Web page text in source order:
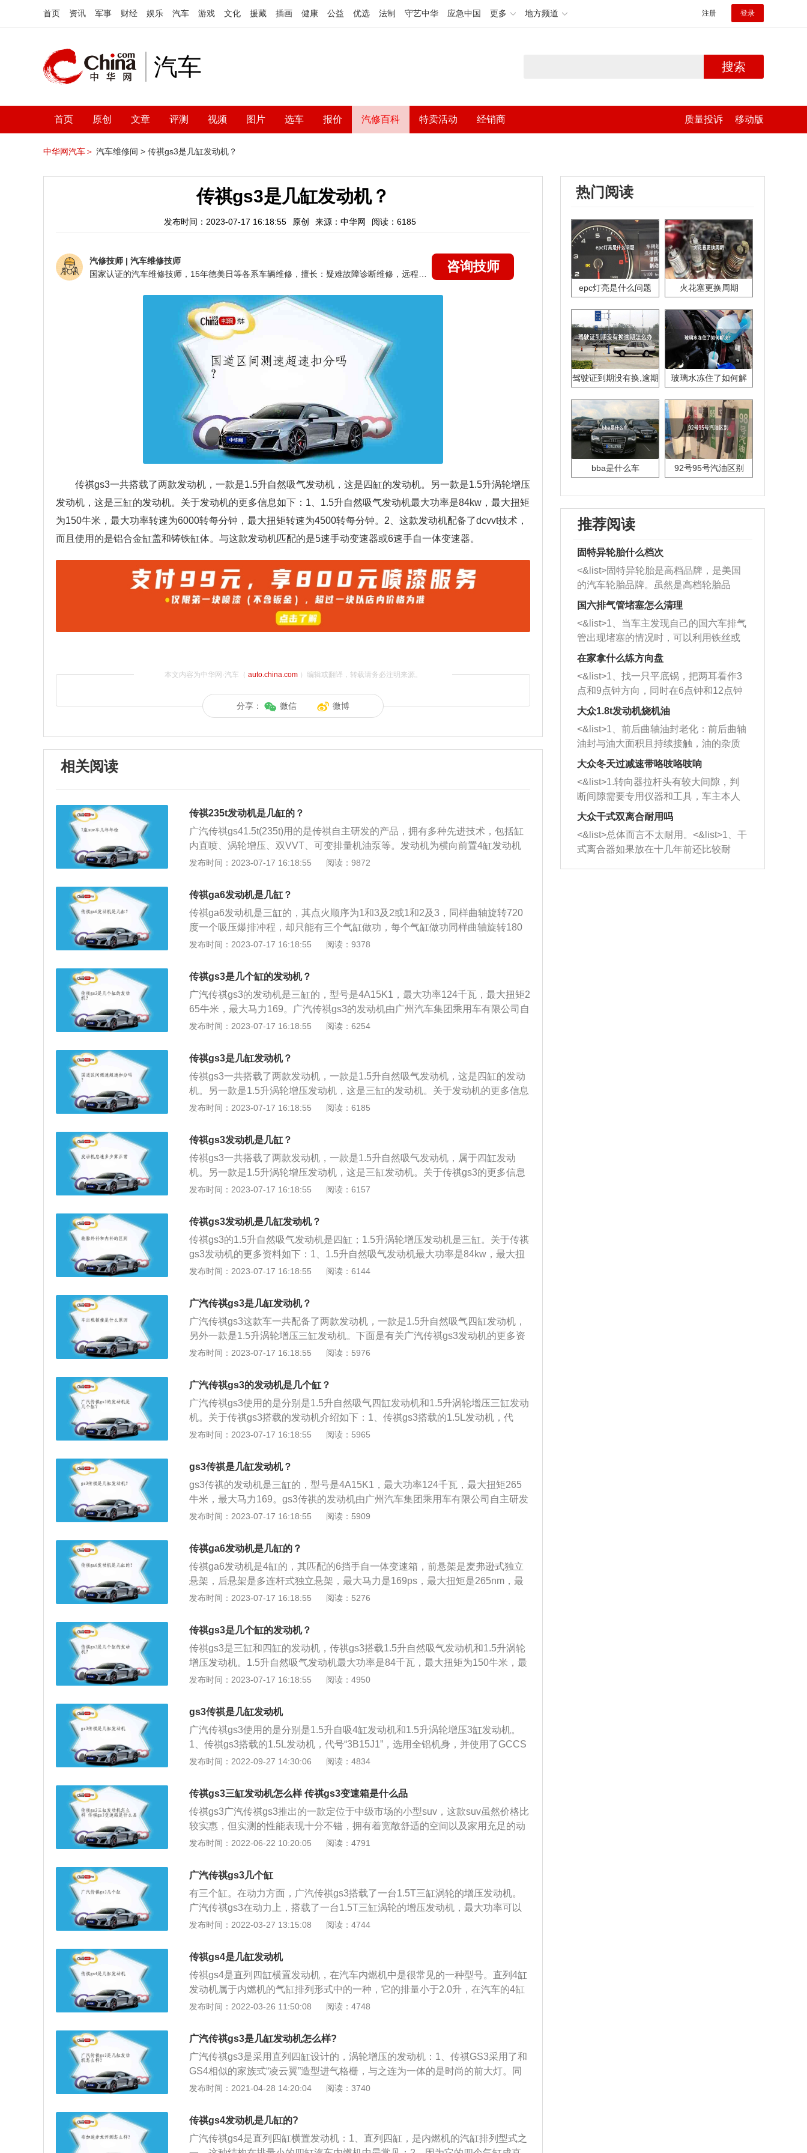
首页 资讯 军事 财经 娱乐 汽车 游戏 文化 援藏 插画 健康 公益 优选 法制 守艺中华 应急中国 更多 地方频道 注册 登录
汽车 搜索
首页 原创 文章 评测 视频 图片 选车 报价 汽修百科 特卖活动 经销商 质量投诉 移动版
中华网汽车＞ 汽车维修间 > 传祺gs3是几缸发动机？
传祺gs3是几缸发动机？
发布时间：2023-07-17 16:18:55 原创 来源：中华网 阅读：6185
汽修技师 | 汽车维修技师
咨询技师
传祺gs3一共搭载了两款发动机，一款是1.5升自然吸气发动机，这是四缸的发动机。另一款是1.5升涡轮增压
发动机，这是三缸的发动机。关于发动机的更多信息如下：1、1.5升自然吸气发动机最大功率是84kw，最大扭矩
为150牛米，最大功率转速为6000转每分钟，最大扭矩转速为4500转每分钟。2、这款发动机配备了dcvvt技术，
而且使用的是铝合金缸盖和铸铁缸体。与这款发动机匹配的是5速手动变速器或6速手自一体变速器。
本文内容为中华网·汽车（ auto.china.com）编辑或翻译，转载请务必注明来源。
分享： 微信 微博
相关阅读
传祺235t发动机是几缸的？
广汽传祺gs41.5t(235t)用的是传祺自主研发的产品，拥有多种先进技术，包括缸
内直喷、涡轮增压、双VVT、可变排量机油泵等。发动机为横向前置4缸发动机
机，型号为4A15M1。1、四缸发动机，又可称为四缸引擎，是一种能够把一种形
动机既适用于动力发生装置，也可指包括动力装置的整个机器，比如汽油发动
机，航空发动机。动机总的主要部分就是气缸，这里就是整个汽车的动力源泉。
2、四缸发动机其机体主要由气缸体、曲轴箱、气缸盖和气缸垫等部件组成。3、
四缸发动机其基本原理是将汽油(柴油)的热能，通过在密封汽缸内燃烧气体膨胀
时，推动活塞作功，转变为机械能。主要用途:多用于轿车的发动机、摩托车、油
发布时间：2023-07-17 16:18:55 阅读：9872
传祺ga6发动机是几缸？
传祺ga6发动机是三缸的，其点火顺序为1和3及2或1和2及3，同样曲轴旋转720
度一个吸压爆排冲程，却只能有三个气缸做功，每个气缸做功同样曲轴旋转180
度。该车搭载的1.5升涡轮增压发动机，最大功率是124千瓦，最大扭矩转速是每
891mm、1850mm、1505mm，轴距为2815mm。
发布时间：2023-07-17 16:18:55 阅读：9378
传祺gs3是几个缸的发动机？
广汽传祺gs3的发动机是三缸的，型号是4A15K1，最大功率124千瓦，最大扭矩2
65牛米，最大马力169。广汽传祺gs3的发动机由广州汽车集团乘用车有限公司自
主研发生产，属于国产发动机。广汽传祺gs3的发动机日常可使用以下方法进行
和使用条件选用SD--SF级汽油机油；柴油发动机则要根据机械负荷选用CB--CD
级柴油机油，选用标准以不低于生产厂家规定要求为准；定期更换机油及滤芯。
任何质量等级的润滑油在使用过程中油质都会发生变化。到一定里程之后，性能
恶化，会给发动机带来种种问题。为了避免故障的发生，应结合使用条件定期换
油，并使油量适中；机油从滤清器的细孔通过时把油中的固体颗粒和粘稠物积存
从旁通阀通过，仍把脏物带回润滑部位，促使发动机磨损，内部的污染加剧；定
期清洗曲轴箱。发动机在运转过程中，燃烧室内的高压未燃烧气体、酸、水分、
硫和氮的氧化物经过活塞环与缸壁之间的间隙进入曲轴箱中，与零件磨损产生的
清器和油孔，造成发动机润滑困难，引起磨损；定期使用水箱清洗剂清洗水箱。
整体寿命。
发布时间：2023-07-17 16:18:55 阅读：6254
传祺gs3是几缸发动机？
传祺gs3一共搭载了两款发动机，一款是1.5升自然吸气发动机，这是四缸的发动
机。另一款是1.5升涡轮增压发动机，这是三缸的发动机。关于发动机的更多信息
如下：1、1.5升自然吸气发动机最大功率是84kw，最大扭矩为150牛米，最大功
dcvvt技术，而且使用的是铝合金缸盖和铸铁缸体。与这款发动机匹配的是5速手
动变速器或6速手自一体变速器。
发布时间：2023-07-17 16:18:55 阅读：6185
传祺gs3发动机是几缸？
传祺gs3一共搭载了两款发动机，一款是1.5升自然吸气发动机，属于四缸发动
机。另一款是1.5升涡轮增压发动机，这是三缸发动机。关于传祺gs3的更多信息
如下：1、1.5升自然吸气发动机最大功率是84kw，最大扭矩为150牛米，最大功
dcvvt技术，而且使用的是铝合金缸盖和铸铁缸体。与这款发动机匹配的是5速手
动变速器或6速手自一体变速器。3、1.5升涡轮增压发动机最大功率是120kw，最
大扭矩为235牛米，最大功率转速为5500转每分钟，最大扭矩转速为1500到4000
转每分钟。
发布时间：2023-07-17 16:18:55 阅读：6157
传祺gs3发动机是几缸发动机？
传祺gs3的1.5升自然吸气发动机是四缸；1.5升涡轮增压发动机是三缸。关于传祺
gs3发动机的更多资料如下：1、1.5升自然吸气发动机最大功率是84kw，最大扭
矩为150牛米，最大功率转速为6000转每分钟，最大扭矩转速为4500转每分钟。
机匹配的是5速手动变速器或6速手自一体变速器。2、1.5升涡轮增压发动机最大
功率是120kw，最大扭矩为235牛米，最大功率转速为5500转每分钟，最大扭矩
转速为1500到4000转每分钟。这款发动机配备了dcvvt技术，而且使用的是铝合
金缸盖和铸铁缸体。与这款发动机匹配的是6速手动变速器或7速双离合变速器。
发布时间：2023-07-17 16:18:55 阅读：6144
广汽传祺gs3是几缸发动机？
广汽传祺gs3这款车一共配备了两款发动机，一款是1.5升自然吸气四缸发动机，
另外一款是1.5升涡轮增压三缸发动机。下面是有关广汽传祺gs3发动机的更多资
料：1、传祺GS31.5T外观部分悬浮式车顶等设计还是很符合当下消费者的审美
式、行李架以及倒车摄像头等。2、传祺GS3搭载的1.5T发动机，代号“3B15J
1”，采用全铝机身，并应用了GCCS燃烧控制技术，辅以350bar超高压缸内直喷
系统。1500r/min至4250r/min可持续输出235Nm的扭矩，热效率高达38.5%，搭
载整车相比上代车型油耗下降高达16%，排放满足严苛的国六b法规要求。3、1.5
升自然吸气发动机最大功率是84kw，最大扭矩为150牛米，最大功率转速为6000
用的是铝合金缸盖和铸铁缸体。与这款发动机匹配的是5速手动变速器或6速手自
一体变速器。
发布时间：2023-07-17 16:18:55 阅读：5976
广汽传祺gs3的发动机是几个缸？
广汽传祺gs3使用的是分别是1.5升自然吸气四缸发动机和1.5升涡轮增压三缸发动
机。关于传祺gs3搭载的发动机介绍如下：1、传祺gs3搭载的1.5L发动机，代
号“3B15J1”，采用全铝机身，并应用了GCCS燃烧控制技术，辅以350bar超高压
5%，搭载整车相比上代车型油耗下降高达16%，排放满足严苛的国六b法规要
求。2、1.5升自然吸气发动机最大功率是84kw，最大扭矩为150牛米，最大功率
转速为6000转每分钟，最大扭矩转速为4500转每分钟。这款发动机配备了dcvvt
技术，而且使用的是铝合金缸盖和铸铁缸体。与这款发动机匹配的是5速手动变
速器或6速手自一体变速器。
发布时间：2023-07-17 16:18:55 阅读：5965
gs3传祺是几缸发动机？
gs3传祺的发动机是三缸的，型号是4A15K1，最大功率124千瓦，最大扭矩265
牛米，最大马力169。gs3传祺的发动机由广州汽车集团乘用车有限公司自主研发
生产，属于国产发动机。gs3传祺的发动机日常可使用以下方法进行保养：使用
选用SD--SF级汽油机油；柴油发动机则要根据机械负荷选用CB--CD级柴油机
油，选用标准以不低于生产厂家规定要求为准；定期更换机油及滤芯。任何质量
等级的润滑油在使用过程中油质都会发生变化。到一定里程之后，性能恶化，会
给发动机带来种种问题。为了避免故障的发生，应结合使用条件定期换油，并使
油量适中；机油从滤清器的细孔通过时把油中的固体颗粒和粘稠物积存在滤清器
通过，仍把脏物带回润滑部位，促使发动机磨损，内部的污染加剧；定期清洗曲
轴箱。发动机在运转过程中，燃烧室内的高压未燃烧气体、酸、水分、硫和氮的
氧化物经过活塞环与缸壁之间的间隙进入曲轴箱中，与零件磨损产生的金属粉末
孔，造成发动机润滑困难，引起磨损；定期使用水箱清洗剂清洗水箱。除去其中
命。
发布时间：2023-07-17 16:18:55 阅读：5909
传祺ga6发动机是几缸的？
传祺ga6发动机是4缸的，其匹配的6挡手自一体变速箱，前悬架是麦弗逊式独立
悬架，后悬架是多连杆式独立悬架，最大马力是169ps，最大扭矩是265nm，最
大功率是124kw，最大功率转速是5000rpm，最大扭矩转速是1700到4000rpm。
高1505mm，轴距为2815mm，油箱容积为55l，车身重量为1512kg。
发布时间：2023-07-17 16:18:55 阅读：5276
传祺gs3是几个缸的发动机？
传祺gs3是三缸和四缸的发动机，传祺gs3搭载1.5升自然吸气发动机和1.5升涡轮
增压发动机。1.5升自然吸气发动机最大功率是84千瓦，最大扭矩为150牛米，最
大功率转速为每分钟6000转，最大扭矩转速为每分钟4500转。1.5升涡轮增压发
转，最大扭矩转速为每分钟1500到4000转。这两款发动机配备了dcvvt技术，使
用的是铝合金缸盖和铸铁缸体。传祺gs3车身尺寸长为4350毫米、宽为1825毫
米，高为1655毫米、轴距为2560毫米。
发布时间：2023-07-17 16:18:55 阅读：4950
gs3传祺是几缸发动机
广汽传祺gs3使用的是分别是1.5升自吸4缸发动机和1.5升涡轮增压3缸发动机。
1、传祺gs3搭载的1.5L发动机，代号“3B15J1”，选用全铝机身，并使用了GCCS
燃烧控制技术，配合350bar超高压缸内直喷系统；1.5升自吸发动机最大功率是八
是广汽集团为提升竞争优势，完成可持续发展而打造的国产品牌。二零一零年12
月，第一款车传祺GA5轿车顺利推出市场，接着相继推出多款车型。广汽传祺在
技术、配备、品质各个领域都具备了与合资及同等级进口品牌相匹敌的实力，作
为自主品牌的先锋，继续冲击中高档市场。传祺GS4、传祺GS7均在北美车展上
世界首发，并变成北美车展一百一十年历史上第一个进到主展馆的中国品牌，也
发布时间：2022-09-27 14:30:06 阅读：4834
传祺gs3三缸发动机怎么样 传祺gs3变速箱是什么品
传祺gs3广汽传祺gs3推出的一款定位于中级市场的小型suv，这款suv虽然价格比
较实惠，但实测的性能表现十分不错，拥有着宽敞舒适的空间以及家用充足的动
力。gs3完成换代后，其有望采用油耗更低的1.0T三缸机，售价也会降低。不过
能否被大多数用户所接受仍是未知。传祺gs3三缸发动机怎么样最新的传奇gs3搭
载的是两款不同功率的1.5T涡轮增压发动机，这款两款发动机有有三缸和四缸两
种结构。发动机的最大输出功率各自为120万千瓦和124万千瓦，峰值扭矩各自为
235N·m和265N·m，动力性能家用充沛，而且燃油经济性十分不错。这两款发动
机都拥有着家用充足的动力性能，而且燃油经济性较高，油耗比较节省。传祺gs
十分经典的一款变速箱品牌，一样是世界500强企业，现在产品包含4档，5档等
多种型号，从几万块的便宜小车到百万级的豪车均有使用，现在也属于丰田旗
下、所以丰田的车型几乎都是爱信变速箱，而宝马，奔驰和奥迪也有采用。爱信
赖的高级变速箱。
发布时间：2022-06-22 10:20:05 阅读：4791
广汽传祺gs3几个缸
有三个缸。在动力方面，广汽传祺gs3搭载了一台1.5T三缸涡轮的增压发动机。
广汽传祺gs3在动力上，搭载了一台1.5T三缸涡轮的增压发动机，最大功率可以
达到163马力，最大扭矩可以达到235牛·米，动力性能不错。在整体配置方面，
定速巡航、倒车影像、电动的天窗、多功能方向盘、后排还设置了空调出风口等
实用功能，整体配置非常经济实用。除此之外，广汽传祺gs3还配置了全铝车
身，安全性能也相对提高了。
发布时间：2022-03-27 13:15:08 阅读：4744
传祺gs4是几缸发动机
传祺gs4是直列四缸横置发动机，在汽车内燃机中是很常见的一种型号。直列4缸
发动机属于内燃机的气缸排列形式中的一种，它的排量小于2.0升，在汽车的4缸
内燃机中是最常见的一类，第1款直列4缸发动机是在1961年发明的。直列4缸发
功率。直列4缸发动机的震动会随着发动机的尺寸变大，以及随着功率的增大变
大。直列4缸发动机的工作效率很高，在职业赛车的汽车配置上，有很多赛车手
是选择配置直列4缸发动机，足以见直列4缸发动机的结构很标准。
发布时间：2022-03-26 11:50:08 阅读：4748
广汽传祺gs3是几缸发动机怎么样?
广汽传祺gs3是采用直列四缸设计的，涡轮增压的发动机：1、传祺GS3采用了和
GS4相似的家族式“凌云翼”造型进气格栅，与之连为一体的是时尚的前大灯。同
时，前保险杠两侧采用了动感的造型设计；2、传祺GS3采用了全黑内饰布局，
中控台采用“T”字形设计，并使用大面积软材质包裹。GS3配备了三辐式多功能方
向盘、矩形设；3、GS3根据版本不同将提供自动空调、后排空调出风口、座椅
加热、一键启动、无钥匙进入、倒车影像、电子手刹、自动驻车等。另外配有8
发布时间：2021-04-28 14:20:04 阅读：3740
传祺gs4发动机是几缸的?
广汽传祺gs4是直列四缸横置发动机：1、直列四缸，是内燃机的汽缸排列型式之
热门阅读
epc灯亮是什么问题 火花塞更换周期
驾驶证到期没有换,逾期
玻璃水冻住了如何解
bba是什么车 92号95号汽油区别
推荐阅读
固特异轮胎什么档次
<&list>固特异轮胎是高档品牌，是美国
的汽车轮胎品牌。虽然是高档轮胎品
牌，但是中高低端的轮胎都有生产，这
也是为了更好的开拓市场。
国六排气管堵塞怎么清理
<&list>1、当车主发现自己的国六车排气
管出现堵塞的情况时，可以利用铁丝或
者是细棍，直接将杂物给取出来，如果
堵塞情况比较严重，也可以采取应急措
施。 <&list>2、直接利用木棍将所有的
杂物推到排气管里面的位置处，然后将
三元催化器拆解开，就可以将堵塞的东
西取出来。但如果是因为积碳过多引起
的堵塞，就需要将三元催化器泡在草酸
洗剂对堵塞的情况得到解决，将清洗剂
放在燃油箱中，与燃油混合后，车辆启
动时，就可以和汽油一起进入到燃烧
室，最后形成废气排出，就可以让三元
催化器得到清洗，排气管堵塞的情况就
能够得到解决。
在家拿什么练方向盘
<&list>1、找一只平底锅，把两耳看作3
点和9点钟方向，同时在6点钟和12点钟
方向做一个标记。 <&list>2、双手握住
一圈半的练习，往右同样也要打相同的
圈数。 <&list>3、最后强调要反复练
习，这样就可以形成肌肉记忆，在真实
驾驶车辆时，不需要记忆也能打好方
向。
大众1.8t发动机烧机油
<&list>1、前后曲轴油封老化：前后曲轴
油封与油大面积且持续接触，油的杂质
和发动机内持续温度变化使其密封效果
逐渐减弱，导致渗油或漏油。<&list>2、
活塞间隙过大：积碳会使活塞环与缸体
的间隙扩大，导致机油流入燃烧室中，
造成烧机油。<&list>3、机油粘度。使用
机油粘度过小的话，同样会有烧机油现
象，机油粘度过小具有很好的流动性，
大众冬天过减速带咯吱咯吱响
<&list>1.转向器拉杆头有较大间隙，判
断间隙需要专用仪器和工具，车主本人
无法制作，需要将车辆送到修理厂或4s
店；<&list>2.车辆半轴套管防尘罩破
裂，破裂后会出现漏油现象，使半轴磨
损严重，磨损的半轴容易损坏，产生异
响；<&list>3.稳定器的转向胶套和球头
大众干式双离合耐用吗
<&list>总体而言不太耐用。<&list>1、干
式离合器如果放在十几年前还比较耐